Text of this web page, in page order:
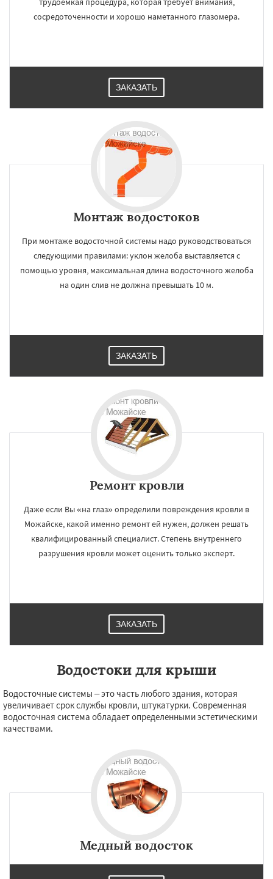
Серпухов
Солнечногорск
Купавна
Ступино Талдом Фрязино Химки
Белоомут Бобров Богородское
Быково Вербилки
сосредоточенности и хорошо наметанного глазомера.
ЗАКАЗАТЬ
Монтаж водостоков
При монтаже водосточной системы надо руководствоваться
следующими правилами: уклон желоба выставляется с
помощью уровня, максимальная длина водосточного желоба
на один слив не должна превышать 10 м.
ЗАКАЗАТЬ
Ремонт кровли
Даже если Вы «на глаз» определили повреждения кровли в
Можайске, какой именно ремонт ей нужен, должен решать
квалифицированный специалист. Степень внутреннего
разрушения кровли может оценить только эксперт.
ЗАКАЗАТЬ
Водостоки для крыши
Водосточные системы – это часть любого здания, которая
увеличивает срок службы кровли, штукатурки. Современная
водосточная система обладает определенными эстетическими
качествами.
Медный водосток
Даю согласие на обработку персональных данных